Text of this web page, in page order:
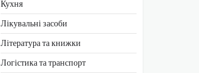
Кухня
Лікувальні засоби
Література та книжки
Логістика та транспорт